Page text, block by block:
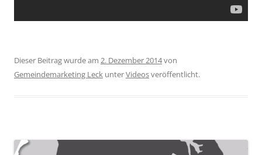
Dieser Beitrag wurde am 2. Dezember 2014von
Gemeindemarketing Leck unterVideosveröffentlicht.